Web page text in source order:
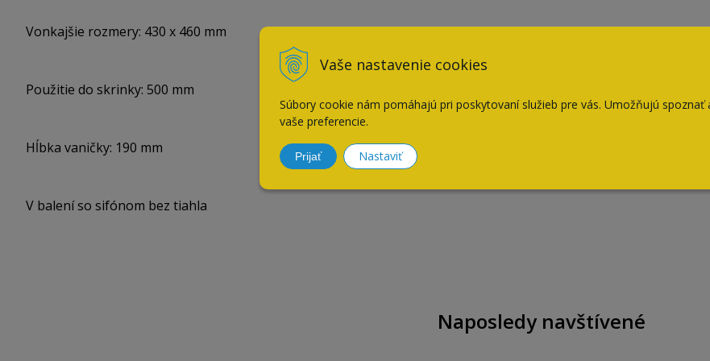
Vaše nastavenie cookies
Súbory cookie nám pomáhajú pri poskytovaní služieb pre vás. Umožňujú spoznať
vaše preferencie.
Prijať Nastaviť
Vonkajšie rozmery: 430 x 460 mm
Použitie do skrinky: 500 mm
Hĺbka vaničky: 190 mm
V balení so sifónom bez tiahla
Naposledy navštívené